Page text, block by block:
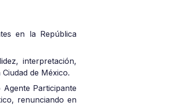
en la República
interpretación,
de México.
Participante
renunciando en